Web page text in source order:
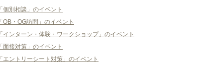
「個別相談」のイベント
「OB・OG訪問」のイベント
「インターン・体験・ワークショップ」のイベント
「面接対策」のイベント
「エントリーシート対策」のイベント